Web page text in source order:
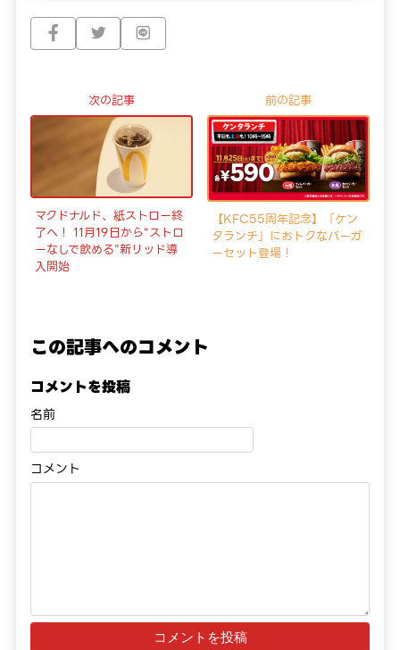
次の記事
マクドナルド、紙ストロー終
了へ！ 11月19日から“ストロ
ーなしで飲める”新リッド導
入開始
前の記事
【KFC55周年記念】「ケン
タランチ」におトクなバーガ
ーセット登場！
この記事へのコメント
コメントを投稿
名前
コメント